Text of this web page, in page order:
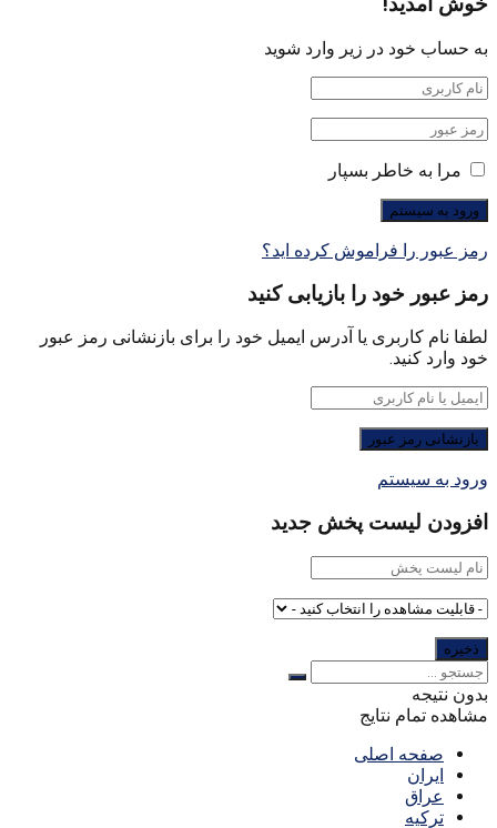
به حساب خود در زیر وارد شوید
مرا به خاطر بسپار
رمز عبور را فراموش کرده اید؟
رمز عبور خود را بازیابی کنید
لطفا نام کاربری یا آدرس ایمیل خود را برای بازنشانی رمز عبور
خود وارد کنید.
ورود به سیستم
افزودن لیست پخش جدید
بدون نتیجه
مشاهده تمام نتایج
صفحه اصلی
ایران
عراق
ترکیه